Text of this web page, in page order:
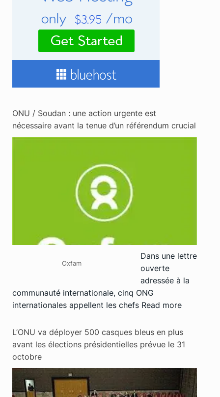
ONU / Soudan : une action urgente est
nécessaire avant la tenue d’un référendum crucial
Oxfam
Dans une lettre
ouverte
adressée à la
communauté internationale, cinq ONG
internationales appellent les chefs Read more
L’ONU va déployer 500 casques bleus en plus
avant les élections présidentielles prévue le 31
octobre